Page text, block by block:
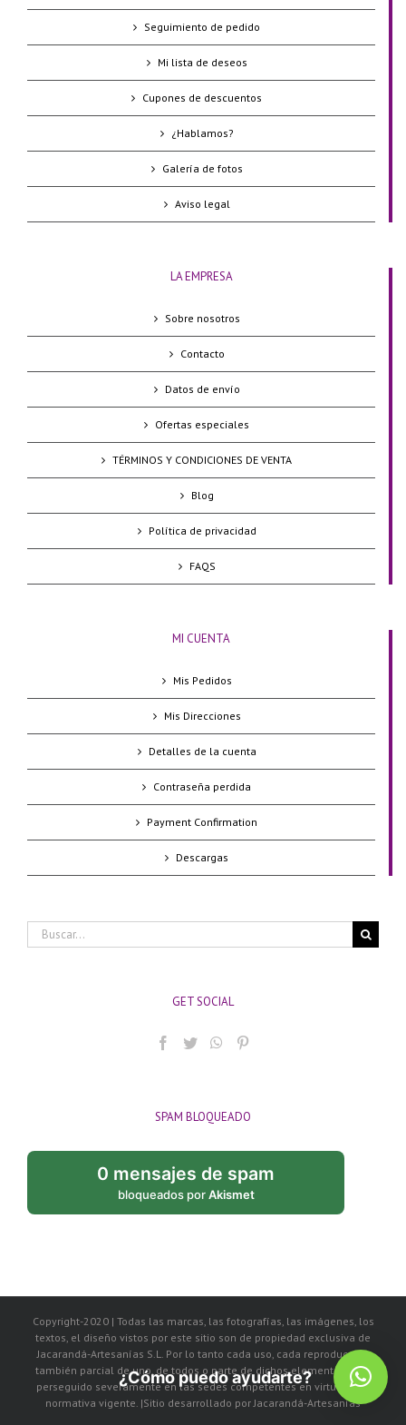
Seguimiento de pedido
Mi lista de deseos
Cupones de descuentos
¿Hablamos?
Galería de fotos
Aviso legal
LA EMPRESA
Sobre nosotros
Contacto
Datos de envío
Ofertas especiales
TÉRMINOS Y CONDICIONES DE VENTA
Blog
Política de privacidad
FAQS
MI CUENTA
Mis Pedidos
Mis Direcciones
Detalles de la cuenta
Contraseña perdida
Payment Confirmation
Descargas
Buscar:
GET SOCIAL
SPAM BLOQUEADO
0 mensajes de spam
bloqueados porAkismet
Copyright-2020 | Todas las marcas, las fotografías, las imágenes, los
textos, el diseño vistos por este sitio son de propiedad exclusiva de
Jacarandá-Artesanías S.L. Por lo tanto cada uso, cada reproducción
también parcial de uno, de todos o parte de dichos elementos, será
perseguido severamente en las sedes competentes en virtud de la
normativa vigente. |Sitio desarrollado por Jacarandá-Artesanías
¿Cómo puedo ayudarte?